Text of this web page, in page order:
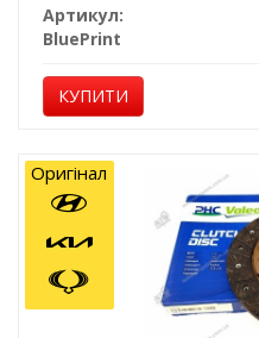
Артикул:
BluePrint
КУПИТИ
Оригінал